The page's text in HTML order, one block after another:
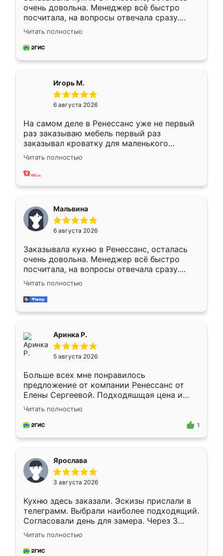
очень довольна. Менеджер всё быстро
посчитала, на вопросы отвечала сразу.
Замерщик приехал в субботу, подошёл к
делу со всей ответственностью. Собрали
за день, ребята работали аккуратно, даже
Читать полностью
Игорь М.
6 августа 2026
На самом деле в Ренессанс уже не первый
раз заказываю мебель первый раз
заказывал кроватку для маленького
ребёнка при его рождении ,во второй раз
заказал шкаф-купе. По качеству очень
хорошее сборка достаточно быстрая,
меньше, здесь же он более разнообразный.
Мне нравится ,если что-то потребуется из
мебели буду заказывать только здесь.
Читать полностью
Мальвина
6 августа 2026
Заказывала кухню в Ренессанс, осталась
очень довольна. Менеджер всё быстро
посчитала, на вопросы отвечала сразу.
Замерщик приехал в субботу, подошёл к
делу со всей ответственностью. Собрали
за день, ребята работали аккуратно, даже
Читать полностью
Аринка Р.
5 августа 2026
Больше всех мне понравилось
предложение от компании Ренессанс от
Елены Сергеевой. Подходяшщая цена и
короткие сроки изготовления. Приехавший
для замера сотрудник Владислав
предложил по моему эскизу самый
Читать полностью
1
Ярослава
3 августа 2026
Кухню здесь заказали. Эскизы прислали в
телеграмм. Выбрали наиболее подходящий.
Согласовали день для замера. Через 3
недели кухня была уже готова. Остались
довольны работой. Спасибо Ренессанс
мебель за качественную работу!
Читать полностью